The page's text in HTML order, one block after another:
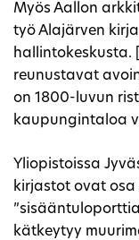
Myös Aallon
työ Alajärven
hallintokeskusta.
reunustavat
on 1800-luvun
kaupungintaloa
Yliopistoissa
kirjastot ovat osa
kätkeytyy